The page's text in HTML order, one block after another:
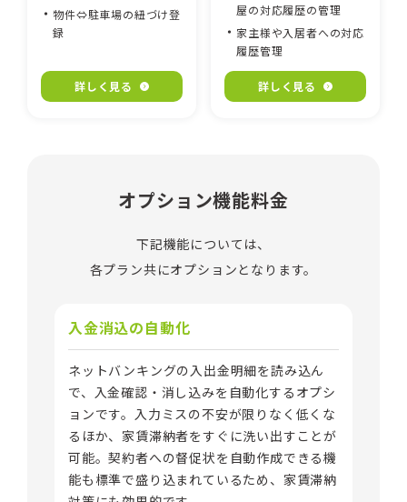
物件⇔駐車場の紐づけ登
録
詳しく見る
屋の対応履歴の管理
家主様や入居者への対応
履歴管理
詳しく見る
オプション機能料金
下記機能については、
各プラン共にオプションとなります。
入金消込の自動化
ネットバンキングの入出金明細を読み込ん
で、入金確認・消し込みを自動化するオプシ
ョンです。入力ミスの不安が限りなく低くな
るほか、家賃滞納者をすぐに洗い出すことが
可能。契約者への督促状を自動作成できる機
能も標準で盛り込まれているため、家賃滞納